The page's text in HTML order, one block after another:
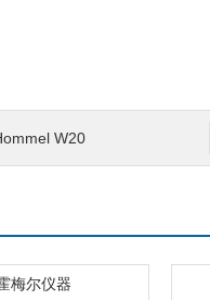
W20
梅尔仪器